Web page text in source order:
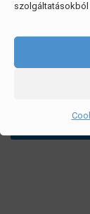
Mítoszok,